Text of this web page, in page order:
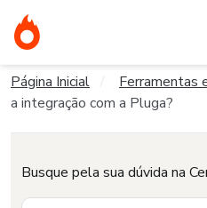
Página Inicial Ferramentas
a integração com a Pluga?
Busque pela sua dúvida na